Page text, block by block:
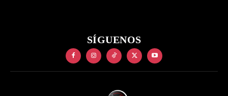
SÍGUENOS